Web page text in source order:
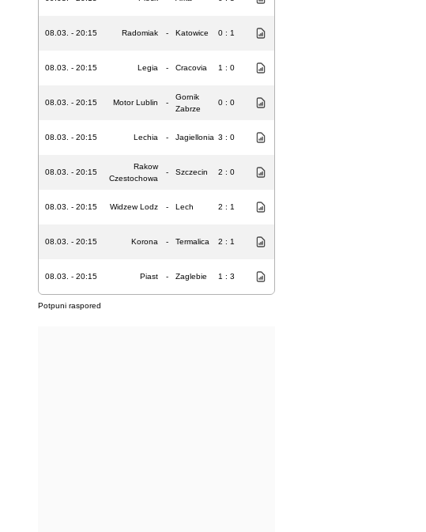
08.03. - 20:15 Radomiak - Katowice 0 : 1
08.03. - 20:15 Legia - Cracovia 1 : 0
08.03. - 20:15 Motor Lublin -
Gornik
Zabrze
0 : 0
08.03. - 20:15 Lechia - Jagiellonia 3 : 0
08.03. - 20:15
Rakow
Czestochowa
- Szczecin 2 : 0
08.03. - 20:15 Widzew Lodz - Lech 2 : 1
08.03. - 20:15 Korona - Termalica 2 : 1
08.03. - 20:15 Piast - Zaglebie 1 : 3
Potpuni raspored